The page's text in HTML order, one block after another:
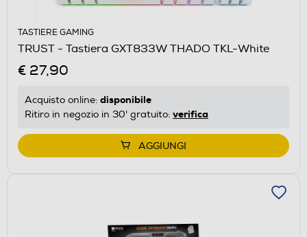
TASTIERE GAMING
TRUST - Tastiera GXT833W THADO TKL-White
€ 27,90
Acquisto online: disponibile
Ritiro in negozio in 30' gratuito: verifica
AGGIUNGI